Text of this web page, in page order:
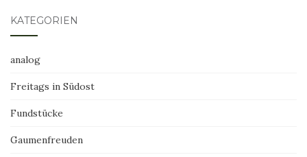
KATEGORIEN
analog
Freitags in Südost
Fundstücke
Gaumenfreuden